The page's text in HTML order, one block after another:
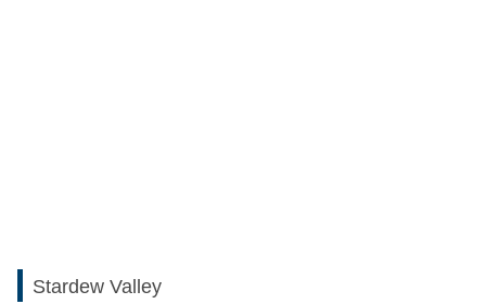
Stardew Valley